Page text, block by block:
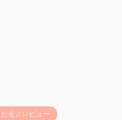
モノレビュー